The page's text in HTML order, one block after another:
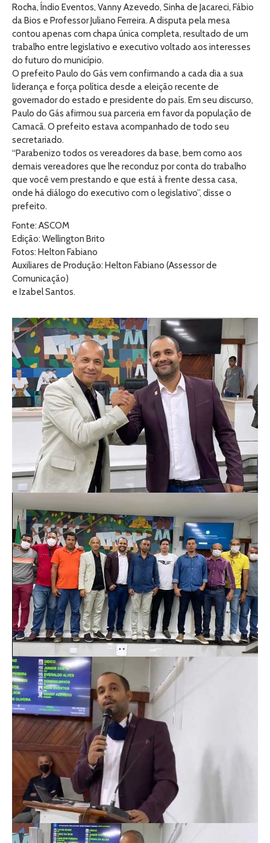
Rocha, Índio Eventos, Vanny Azevedo, Sinha de Jacareci, Fábio
da Bios e Professor Juliano Ferreira. A disputa pela mesa
contou apenas com chapa única completa, resultado de um
trabalho entre legislativo e executivo voltado aos interesses
do futuro do município.
O prefeito Paulo do Gás vem confirmando a cada dia a sua
liderança e força política desde a eleição recente de
governador do estado e presidente do país. Em seu discurso,
Paulo do Gás afirmou sua parceria em favor da população de
Camacã. O prefeito estava acompanhado de todo seu
secretariado.
“Parabenizo todos os vereadores da base, bem como aos
demais vereadores que lhe reconduz por conta do trabalho
que você vem prestando e que está à frente dessa casa,
onde há diálogo do executivo com o legislativo”, disse o
prefeito.
Fonte: ASCOM
Edição: Wellington Brito
Fotos: Helton Fabiano
Auxiliares de Produção: Helton Fabiano (Assessor de
Comunicação)
e Izabel Santos.